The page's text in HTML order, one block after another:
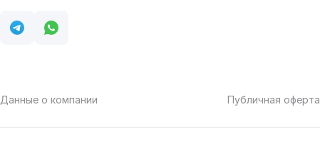
Данные о компании Публичная оферта